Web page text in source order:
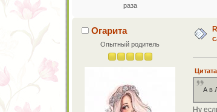
раза
Огарита
Опытный родитель
А в
Ну